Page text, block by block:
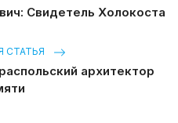
Свидетель Холокоста
СТАТЬЯ
архитектор